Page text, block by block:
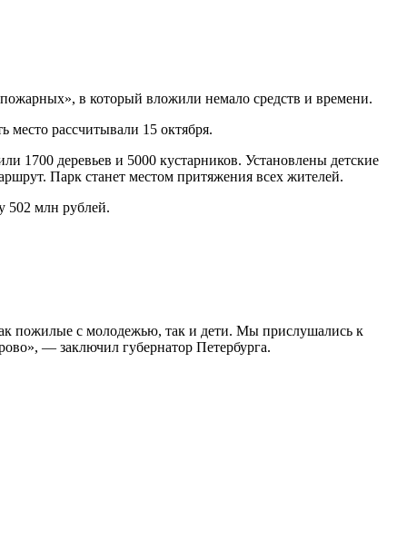
в который вложили немало средств и времени.
место рассчитывали 15 октября.
1700 деревьев и 5000 кустарников. Установлены детские
Парк станет местом притяжения всех жителей.
502 млн рублей.
пожилые с молодежью, так и дети. Мы прислушались к
— заключил губернатор Петербурга.